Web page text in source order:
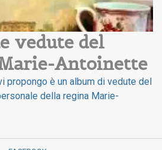
vedute del
Antoinette
propongo è un album di vedute del
della regina Marie-